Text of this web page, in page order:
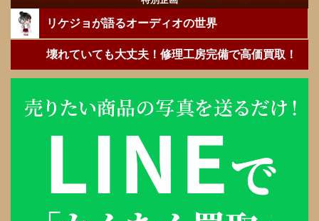
リケジョが語るオーディオの世界
壊れていても大丈夫！修理工房完備で高価買取！